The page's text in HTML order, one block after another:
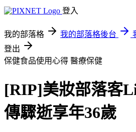
登入
我的部落格 我的部落格後台
登出
保健食品使用心得 醫療保健
[RIP]美妝部落客
傳驟逝享年36歲